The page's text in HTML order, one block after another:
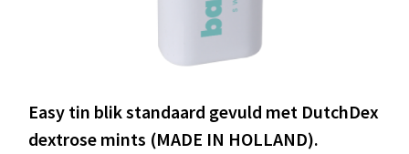
Easy tin blik standaard gevuld met DutchDex
dextrose mints (MADE IN HOLLAND).